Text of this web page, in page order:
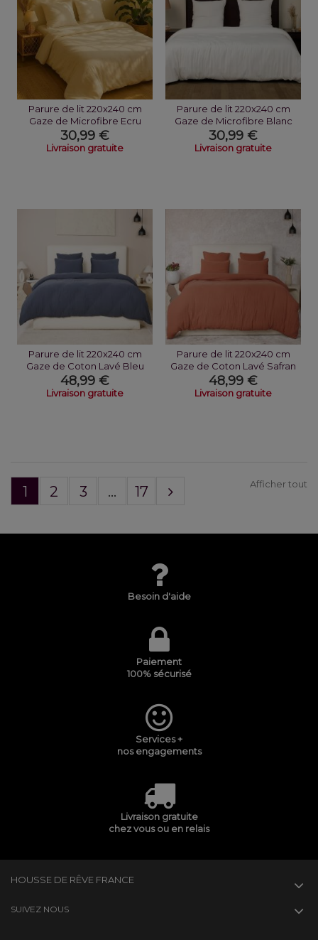
Parure de lit 220x240 cm
Gaze de Microfibre Ecru
Naturel
30,99 €
Livraison gratuite
Parure de lit 220x240 cm
Gaze de Microfibre Blanc
30,99 €
Livraison gratuite
Parure de lit 220x240 cm
Gaze de Coton Lavé Bleu
Pétrole
48,99 €
Livraison gratuite
Parure de lit 220x240 cm
Gaze de Coton Lavé Safran
Minéral
48,99 €
Livraison gratuite
Afficher tout
1 2 3 ... 17
Besoin d'aide
Paiement
100% sécurisé
Services +
nos engagements
Livraison gratuite
chez vous ou en relais
HOUSSE DE RÊVE FRANCE
SUIVEZ NOUS